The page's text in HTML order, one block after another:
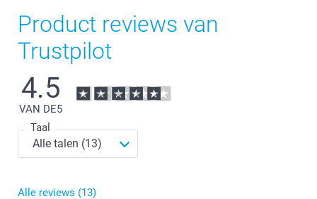
Product reviews van
Trustpilot
4.5
VAN DE5
Taal
Alle reviews (13)